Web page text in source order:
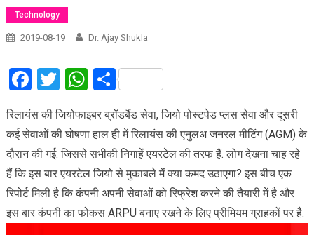
Technology
2019-08-19 Dr. Ajay Shukla
Facebook
Twitter
WhatsApp
Share
रिलायंस की जियोफाइबर ब्रॉडबैंड सेवा, जियो पोस्टपेड प्लस सेवा और दूसरी
कई सेवाओं की घोषणा हाल ही में रिलायंस की एनुलअ जनरल मीटिंग (AGM) के
दौरान की गई. जिससे सभीकी निगाहें एयरटेल की तरफ हैं. लोग देखना चाह रहे
हैं कि इस बार एयरटेल जियो से मुकाबले में क्या कमद उठाएगा? इस बीच एक
रिपोर्ट मिली है कि कंपनी अपनी सेवाओं को रिफ्रेश करने की तैयारी में है और
इस बार कंपनी का फोकस ARPU बनाए रखने के लिए प्रीमियम ग्राहकों पर है.